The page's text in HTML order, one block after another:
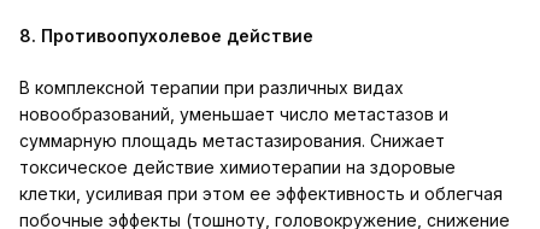
8. Противоопухолевое действие
В комплексной терапии при различных видах
новообразований, уменьшает число метастазов и
суммарную площадь метастазирования. Снижает
токсическое действие химиотерапии на здоровые
клетки, усиливая при этом ее эффективность и облегчая
побочные эффекты (тошноту, головокружение, снижение